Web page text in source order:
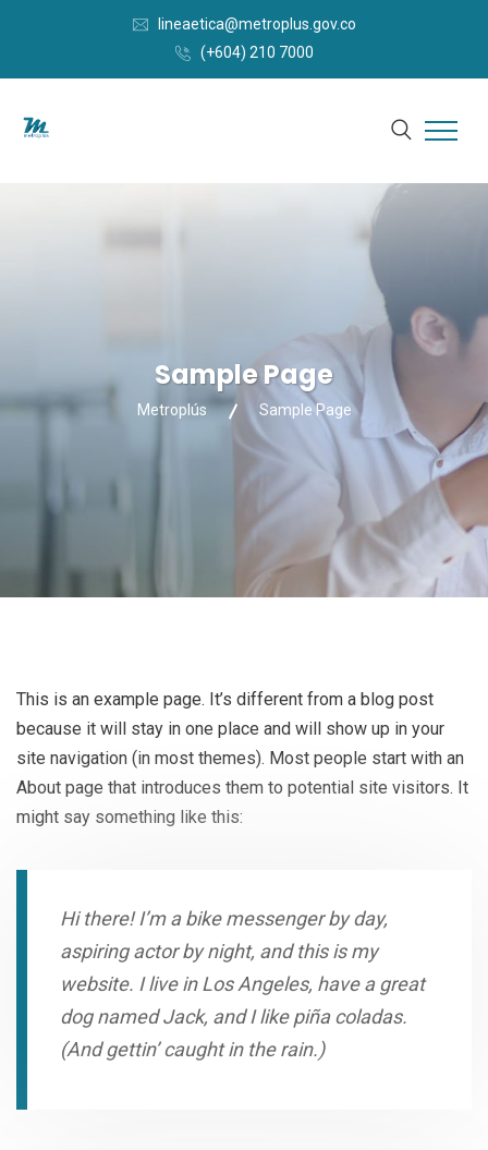
lineaetica@metroplus.gov.co
(+604) 210 7000
Sample Page
Metroplús Sample Page
This is an example page. It’s different from a blog post
because it will stay in one place and will show up in your
site navigation (in most themes). Most people start with an
About page that introduces them to potential site visitors. It
might say something like this:
Hi there! I’m a bike messenger by day,
aspiring actor by night, and this is my
website. I live in Los Angeles, have a great
dog named Jack, and I like piña coladas.
(And gettin’ caught in the rain.)